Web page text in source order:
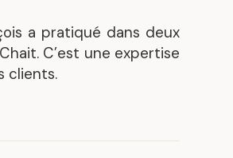
a pratiqué dans deux
C’est une expertise
clients.